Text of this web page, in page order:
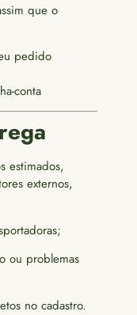
que o
pedido
conta
estimados,
externos,
ou problemas
no cadastro.